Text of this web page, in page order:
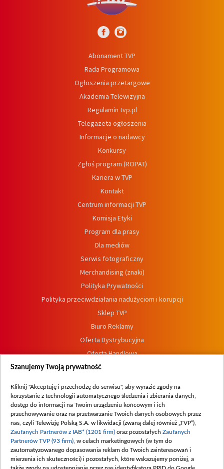
Abonament TVP
Rada Programowa
Ogłoszenia przetargowe
Akademia Telewizyjna
Regulamin tvp.pl
Telegazeta ogłoszenia
Informacje o nadawcy
Konkursy
Zgłoś program (ROPAT)
Kariera w TVP
Kontakt
Centrum informacji TVP
Komisja Etyki
Program dla prasy
Dla mediów
Serwis fotograficzny
Merchandising (znaki)
Polityka Prywatności
Polityka przeciwdziałania nadużyciom i korupcji
Sklep TVP
Biuro Reklamy
Oferta Dystrybucyjna
Oferta Handlowa
Dostępność
Procedura zgłoszeń wewnętrznych
Szanujemy Twoją prywatność
Kliknij "Akceptuję i przechodzę do serwisu", aby wyrazić zgody na
korzystanie z technologii automatycznego śledzenia i zbierania danych,
dostęp do informacji na Twoim urządzeniu końcowym i ich
przechowywanie oraz na przetwarzanie Twoich danych osobowych przez
nas, czyli Telewizję Polską S.A. w likwidacji (zwaną dalej również „TVP”),
Zaufanych Partnerów z IAB* (1201 firm) oraz pozostałych Zaufanych
Partnerów TVP (93 firm) , w celach marketingowych (w tym do
zautomatyzowanego dopasowania reklam do Twoich zainteresowań i
mierzenia ich skuteczności) i pozostałych, które wskazujemy poniżej, a